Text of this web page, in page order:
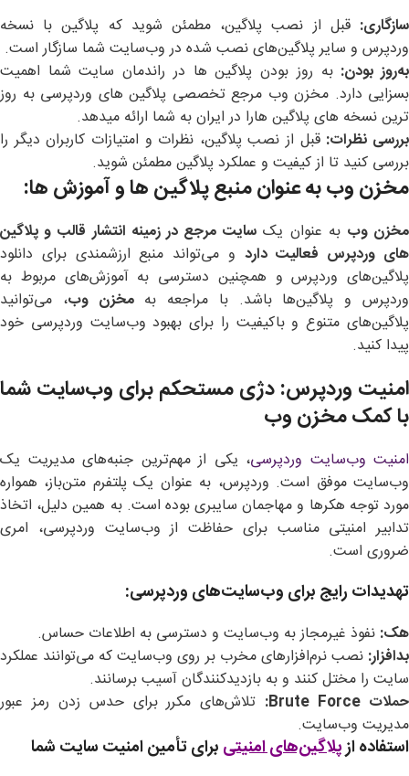
سازگاری: قبل از نصب پلاگین، مطمئن شوید که پلاگین با نسخه
وردپرس و سایر پلاگین‌های نصب شده در وب‌سایت شما سازگار است.
به‌روز بودن: به روز بودن پلاگین ها در راندمان سایت شما اهمیت
بسزایی دارد. مخزن وب مرجع تخصصی پلاگین های وردپرسی به روز
ترین نسخه های پلاگین هارا در ایران به شما ارائه میدهد.
بررسی نظرات: قبل از نصب پلاگین، نظرات و امتیازات کاربران دیگر را
بررسی کنید تا از کیفیت و عملکرد پلاگین مطمئن شوید.
مخزن وببه عنوان منبع پلاگین ها و آموزش ها:
مخزن وب به عنوان یک سایت مرجع در زمینه انتشار قالب و پلاگین
های وردپرس فعالیت دارد و می‌تواند منبع ارزشمندی برای دانلود
پلاگین‌های وردپرس و همچنین دسترسی به آموزش‌های مربوط به
وردپرس و پلاگین‌ها باشد. با مراجعه بهمخزن وب، می‌توانید
پلاگین‌های متنوع و باکیفیت را برای بهبود وب‌سایت وردپرسی خود
پیدا کنید.
امنیت وردپرس: دژی مستحکم برای وب‌سایت شما
با کمک مخزن وب
امنیت وب‌سایت وردپرسی، یکی از مهم‌ترین جنبه‌های مدیریت یک
وب‌سایت موفق است. وردپرس، به عنوان یک پلتفرم متن‌باز، همواره
مورد توجه هکرها و مهاجمان سایبری بوده است. به همین دلیل، اتخاذ
تدابیر امنیتی مناسب برای حفاظت از وب‌سایت وردپرسی، امری
ضروری است.
تهدیدات رایج برای وب‌سایت‌های وردپرسی:
هک: نفوذ غیرمجاز به وب‌سایت و دسترسی به اطلاعات حساس.
بدافزار: نصب نرم‌افزارهای مخرب بر روی وب‌سایت که می‌توانند عملکرد
سایت را مختل کنند و به بازدیدکنندگان آسیب برسانند.
حملات
تلاش‌های مکرر برای حدس زدن رمز عبور
مدیریت وب‌سایت.
استفاده ازپلاگین‌های امنیتی برای تأمین امنیت سایت شما